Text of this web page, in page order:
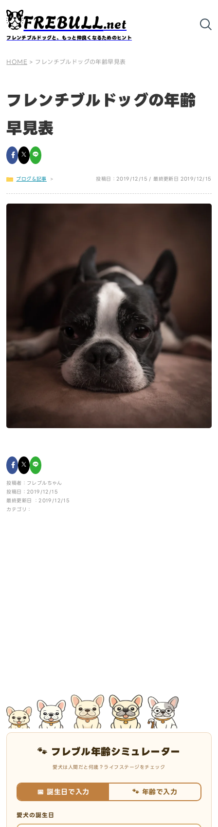
FREBULL.net
フレンチブルドッグと、もっと仲良くなるためのヒント
HOME > フレンチブルドッグの年齢早見表
フレンチブルドッグの年齢
早見表
ブログ＆記事 > 投稿日：2019/12/15 / 最終更新日 2019/12/15
投稿者：フレブルちゃん
投稿日：2019/12/15
最終更新日 ：2019/12/15
カテゴリ：
🐾 フレブル年齢シミュレーター
愛犬は人間だと何歳？ライフステージをチェック
📅 誕生日で入力 🐾 年齢で入力
愛犬の誕生日